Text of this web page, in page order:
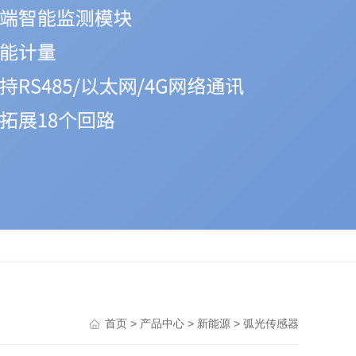
首页 > 产品中心 > 新能源 > 弧光传感器